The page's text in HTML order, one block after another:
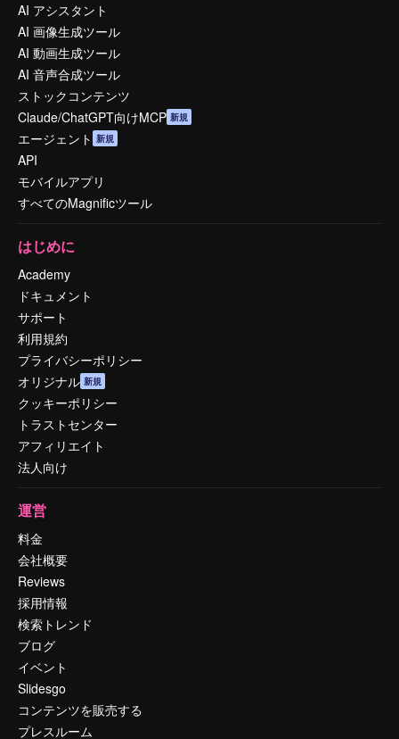
AI アシスタント
AI 画像生成ツール
AI 動画生成ツール
AI 音声合成ツール
ストックコンテンツ
Claude/ChatGPT向けMCP 新規
エージェント 新規
API
モバイルアプリ
すべてのMagnificツール
はじめに
Academy
ドキュメント
サポート
利用規約
プライバシーポリシー
オリジナル 新規
クッキーポリシー
トラストセンター
アフィリエイト
法人向け
運営
料金
会社概要
Reviews
採用情報
検索トレンド
ブログ
イベント
Slidesgo
コンテンツを販売する
プレスルーム